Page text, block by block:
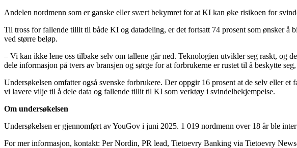
Andelen nordmenn som er ganske eller svært bekymret for at KI kan øke risikoen for
Til tross for fallende tillit til både KI og datadeling, er det fortsatt 74 prosent som ønsker
ved større beløp.
– Vi kan ikke lene oss tilbake selv om tallene går ned. Teknologien utvikler seg raskt, og
dele informasjon på tvers av bransjen og sørge for at forbrukerne er rustet til å beskytte
Undersøkelsen omfatter også svenske forbrukere. Der oppgir 16 prosent at de selv eller
vi lavere vilje til å dele data og fallende tillit til KI som verktøy i svindelbekjempelse.
Om undersøkelsen
Undersøkelsen er gjennomført av YouGov i juni 2025. 1 019 nordmenn over 18 år ble
For mer informasjon, kontakt: Per Nordin, PR lead, Tietoevry Banking via Tietoevry